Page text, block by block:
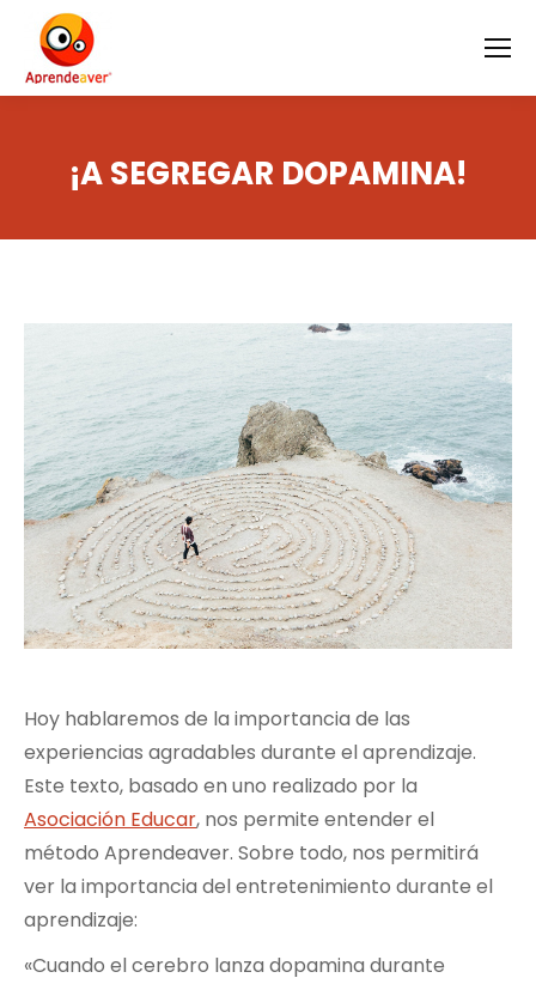
¡A SEGREGAR DOPAMINA!
Hoy hablaremos de la importancia de las
experiencias agradables durante el aprendizaje.
Este texto, basado en uno realizado por la
Asociación Educar, nos permite entender el
método Aprendeaver. Sobre todo, nos permitirá
ver la importancia del entretenimiento durante el
aprendizaje:
«Cuando el cerebro lanza dopamina durante